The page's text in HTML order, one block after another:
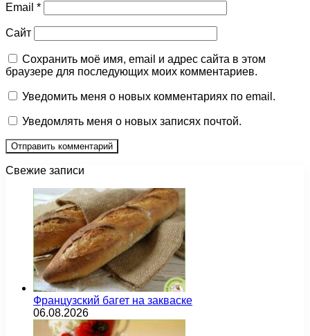
Email *
Сайт
Сохранить моё имя, email и адрес сайта в этом
браузере для последующих моих комментариев.
Уведомить меня о новых комментариях по email.
Уведомлять меня о новых записях почтой.
Свежие записи
Французский багет на закваске
06.08.2026